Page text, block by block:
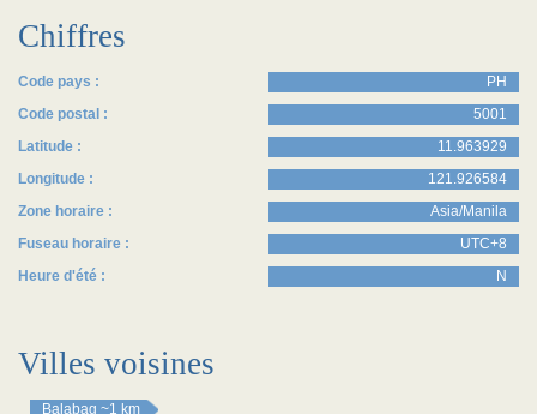
Chiffres
Code pays :
PH
Code postal :
5001
Latitude :
11.963929
Longitude :
121.926584
Zone horaire :
Asia/Manila
Fuseau horaire :
UTC+8
Heure d'été :
N
Villes voisines
Balabag ~1 km